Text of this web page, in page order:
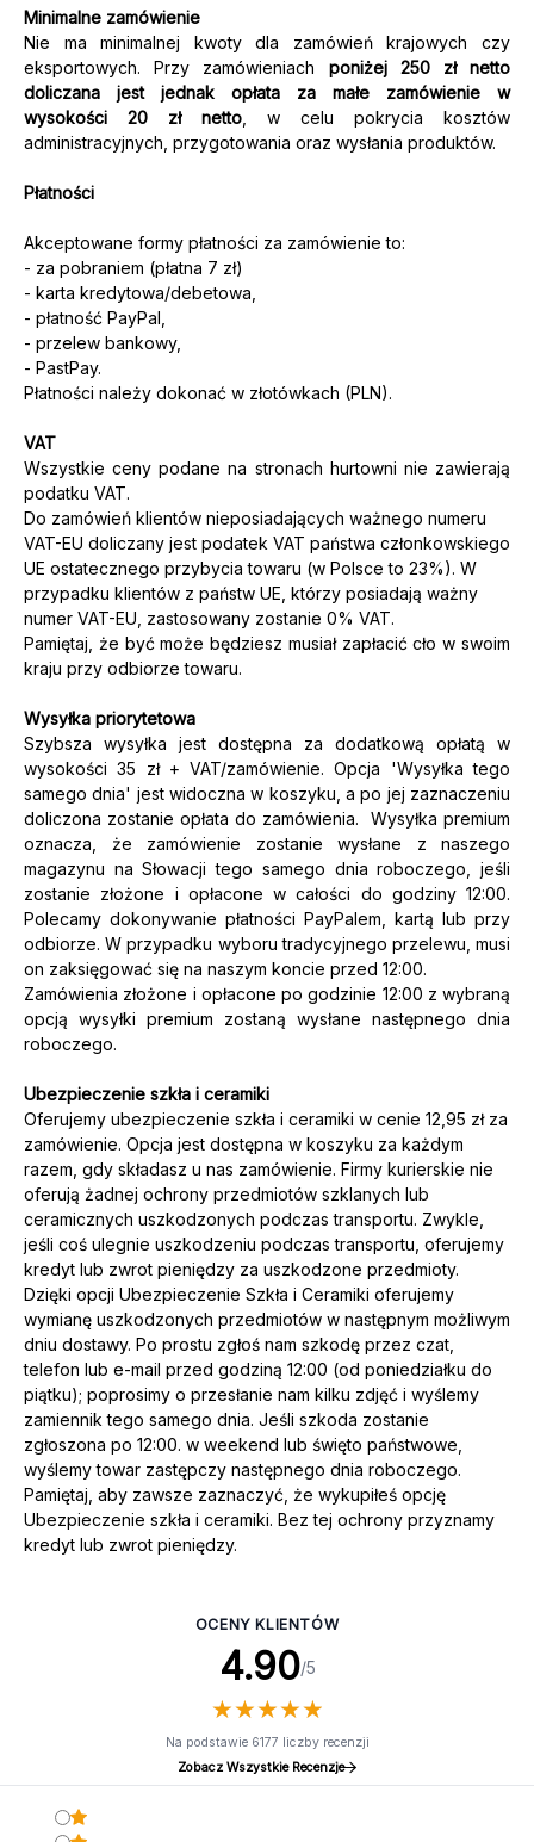
Minimalne zamówienie
Nie ma minimalnej kwoty dla zamówień krajowych czy
eksportowych. Przy zamówieniach poniżej 250 zł netto
doliczana jest jednak opłata za małe zamówienie w
wysokości 20 zł netto , w celu pokrycia kosztów
administracyjnych, przygotowania oraz wysłania produktów.
Płatności
Akceptowane formy płatności za zamówienie to:
- za pobraniem (płatna 7 zł)
- karta kredytowa/debetowa,
- płatność PayPal,
- przelew bankowy,
- PastPay.
Płatności należy dokonać w złotówkach (PLN).
VAT
Wszystkie ceny podane na stronach hurtowni nie zawierają
podatku VAT.
Do zamówień klientów nieposiadających ważnego numeru
VAT-EU doliczany jest podatek VAT państwa członkowskiego
UE ostatecznego przybycia towaru (w Polsce to 23%). W
przypadku klientów z państw UE, którzy posiadają ważny
numer VAT-EU, zastosowany zostanie 0% VAT.
Pamiętaj, że być może będziesz musiał zapłacić cło w swoim
kraju przy odbiorze towaru.
Wysyłka priorytetowa
Szybsza wysyłka jest dostępna za dodatkową opłatą w
wysokości 35 zł + VAT/zamówienie. Opcja 'Wysyłka tego
samego dnia' jest widoczna w koszyku, a po jej zaznaczeniu
doliczona zostanie opłata do zamówienia. Wysyłka premium
oznacza, że zamówienie zostanie wysłane z naszego
magazynu na Słowacji tego samego dnia roboczego, jeśli
zostanie złożone i opłacone w całości do godziny 12:00.
Polecamy dokonywanie płatności PayPalem, kartą lub przy
odbiorze. W przypadku wyboru tradycyjnego przelewu, musi
on zaksięgować się na naszym koncie przed 12:00.
Zamówienia złożone i opłacone po godzinie 12:00 z wybraną
opcją wysyłki premium zostaną wysłane następnego dnia
roboczego.
Ubezpieczenie szkła i ceramiki
Oferujemy ubezpieczenie szkła i ceramiki w cenie 12,95 zł za
zamówienie. Opcja jest dostępna w koszyku za każdym
razem, gdy składasz u nas zamówienie. Firmy kurierskie nie
oferują żadnej ochrony przedmiotów szklanych lub
ceramicznych uszkodzonych podczas transportu. Zwykle,
jeśli coś ulegnie uszkodzeniu podczas transportu, oferujemy
kredyt lub zwrot pieniędzy za uszkodzone przedmioty.
Dzięki opcji Ubezpieczenie Szkła i Ceramiki oferujemy
wymianę uszkodzonych przedmiotów w następnym możliwym
dniu dostawy. Po prostu zgłoś nam szkodę przez czat,
telefon lub e-mail przed godziną 12:00 (od poniedziałku do
piątku); poprosimy o przesłanie nam kilku zdjęć i wyślemy
zamiennik tego samego dnia. Jeśli szkoda zostanie
zgłoszona po 12:00. w weekend lub święto państwowe,
wyślemy towar zastępczy następnego dnia roboczego.
Pamiętaj, aby zawsze zaznaczyć, że wykupiłeś opcję
Ubezpieczenie szkła i ceramiki. Bez tej ochrony przyznamy
kredyt lub zwrot pieniędzy.
OCENY KLIENTÓW
4.90/5
★★★★★
★★★★★
Na podstawie 6177 liczby recenzji
Zobacz Wszystkie Recenzje